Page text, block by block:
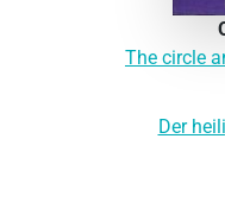
The circle
Der